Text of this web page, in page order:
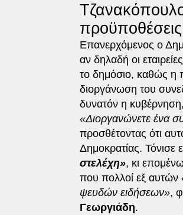
Επανερχόμενος ο
αν δηλαδή οι
το δημόσιο, καθώς η
διοργάνωση του
δυνατόν η
«Διοργανώνετε ένα
προσθέτοντας ότι
Δημοκρατίας. Τόνισε
στελέχη», κι
που πολλοί εξ αυτών
ψευδών ειδήσεων»,
Γεωργιάδη.